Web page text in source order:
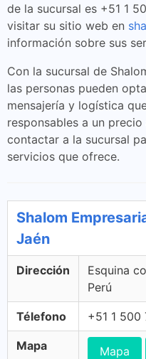
de la sucursal es +51 1
visitar su sitio web en
información sobre sus
Con la sucursal de
las personas pueden
mensajería y logística
responsables a un
contactar a la sucursal
servicios que ofrece.
Shalom
Jaén
Dirección
Esquina
Perú
Télefono +51 1 500
Mapa Mapa